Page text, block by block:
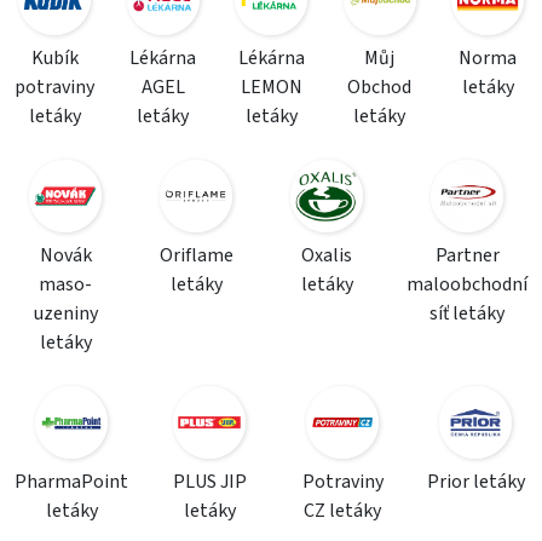
Kubík
potraviny
letáky
Lékárna
AGEL
letáky
Lékárna
LEMON
letáky
Můj
Obchod
letáky
Norma
letáky
Novák
maso-
uzeniny
letáky
Oriflame
letáky
Oxalis
letáky
Partner
maloobchodní
síť letáky
PharmaPoint
letáky
PLUS JIP
letáky
Potraviny
CZ letáky
Prior letáky